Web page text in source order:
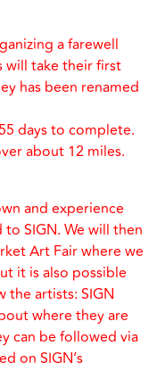
a farewell
will take their first
has been renamed
days to complete.
about 12 miles.
and experience
SIGN. We will then
Art Fair where we
it is also possible
artists: SIGN
where they are
can be followed via
on SIGN’s